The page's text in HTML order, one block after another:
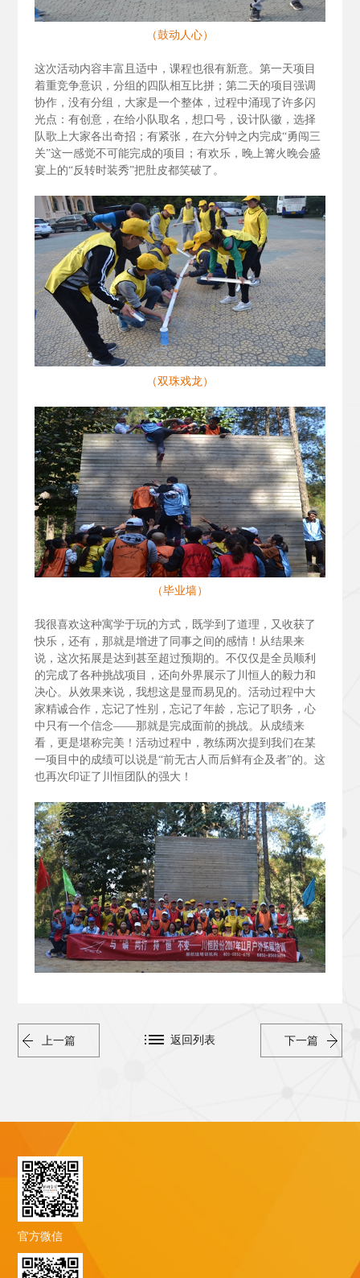
（鼓动人心）
这次活动内容丰富且适中，课程也很有新意。第一天项目
着重竞争意识，分组的四队相互比拼；第二天的项目强调
协作，没有分组，大家是一个整体，过程中涌现了许多闪
光点：有创意，在给小队取名，想口号，设计队徽，选择
队歌上大家各出奇招；有紧张，在六分钟之内完成“勇闯三
关”这一感觉不可能完成的项目；有欢乐，晚上篝火晚会盛
宴上的“反转时装秀”把肚皮都笑破了。
（双珠戏龙）
（毕业墙）
我很喜欢这种寓学于玩的方式，既学到了道理，又收获了
快乐，还有，那就是增进了同事之间的感情！从结果来
说，这次拓展是达到甚至超过预期的。不仅仅是全员顺利
的完成了各种挑战项目，还向外界展示了川恒人的毅力和
决心。从效果来说，我想这是显而易见的。活动过程中大
家精诚合作，忘记了性别，忘记了年龄，忘记了职务，心
中只有一个信念——那就是完成面前的挑战。从成绩来
看，更是堪称完美！活动过程中，教练两次提到我们在某
一项目中的成绩可以说是“前无古人而后鲜有企及者”的。这
也再次印证了川恒团队的强大！
上一篇 下一篇
返回列表
官方微信